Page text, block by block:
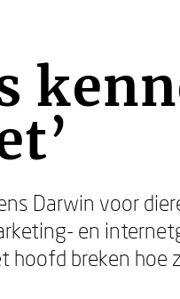
Darwin voor
en
hoofd breken